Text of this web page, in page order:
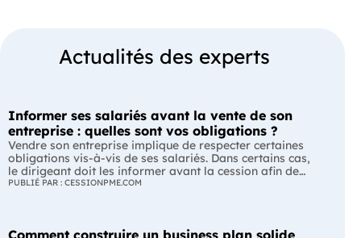
Actualités des experts
Informer ses salariés avant la vente de son
entreprise : quelles sont vos obligations ?
Vendre son entreprise implique de respecter certaines
obligations vis-à-vis de ses salariés. Dans certains cas,
le dirigeant doit les informer avant la cession afin de
leur permettre, s'ils le souhaitent, de présenter une offre
PUBLIÉ PAR : CESSIONPME.COM
Comment construire un business plan solide